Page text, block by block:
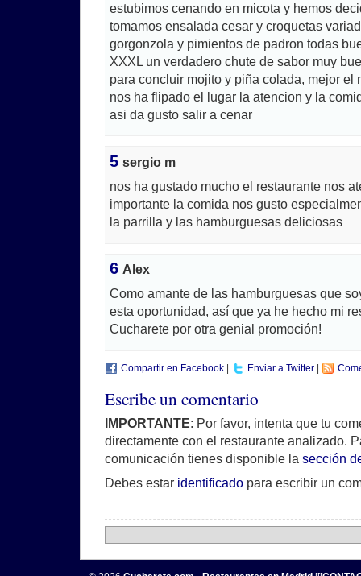
estubimos cenando en micota y hemos
tomamos ensalada cesar y croquetas
gorgonzola y pimientos de padron todas
XXXL un verdadero chute de sabor muy
para concluir mojito y piña colada, mejor el
nos ha flipado el lugar la atencion y la
asi da gusto salir a cenar
5 sergio m
nos ha gustado mucho el restaurante nos
importante la comida nos gusto
la parrilla y las hamburguesas deliciosas
6 Alex
Como amante de las hamburguesas que
esta oportunidad, así que ya he hecho mi
Cucharete por otra genial promoción!
Compartir en Facebook Enviar a Twitter
Escribe un comentario
IMPORTANTE: Por favor, intenta que tu
directamente con el restaurante analizado.
comunicación tienes disponible la sección
Debes estar identificado para escribir un